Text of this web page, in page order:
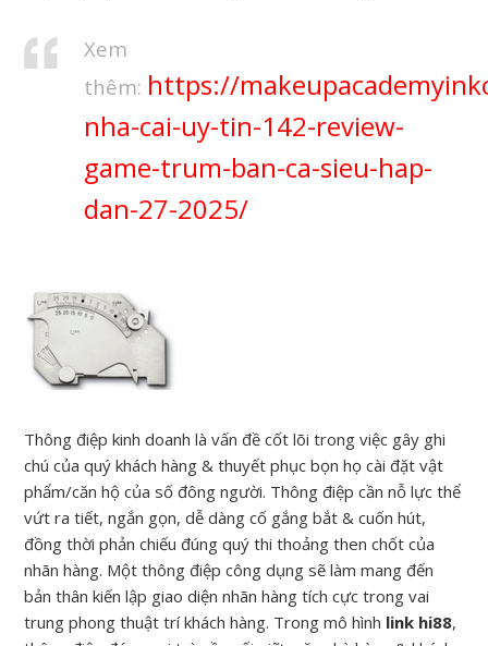
Xem
thêm: https://
nha-cai-uy-tin-142-review-
game-trum-ban-ca-sieu-hap-
dan-27-2025/
Thông điệp kinh doanh là vấn đề cốt lõi trong việc gây ghi
chú của quý khách hàng & thuyết phục bọn họ cài đặt vật
phẩm/căn hộ của số đông người. Thông điệp cần nỗ lực thể
vứt ra tiết, ngắn gọn, dễ dàng cố gắng bắt & cuốn hút,
đồng thời phản chiếu đúng quý thi thoảng then chốt của
nhãn hàng. Một thông điệp công dụng sẽ làm mang đến
bản thân kiến lập giao diện nhãn hàng tích cực trong vai
trung phong thuật trí khách hàng. Trong mô hình link hi88,